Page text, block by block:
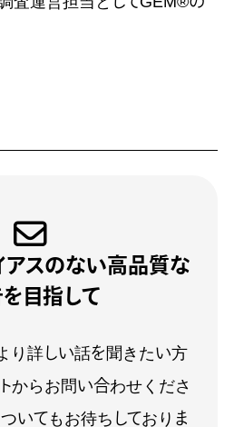
アスのない高品質な
目指して
り詳しい話を聞きたい方は
らお問い合わせください。
もお待ちしております。